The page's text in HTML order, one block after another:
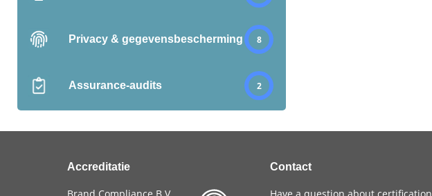
Privacy & gegevensbescherming 8
Assurance-audits 2
Accreditatie Contact